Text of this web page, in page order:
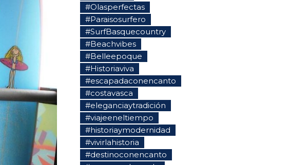
#Olasperfectas
#Paraisosurfero
#SurfBasquecountry
#Beachvibes
#Belleepoque
#Historiaviva
#escapadaconencanto
#costavasca
#eleganciaytradición
#viajeeneltiempo
#historiaymodernidad
#vivirlahistoria
#destinoconencanto